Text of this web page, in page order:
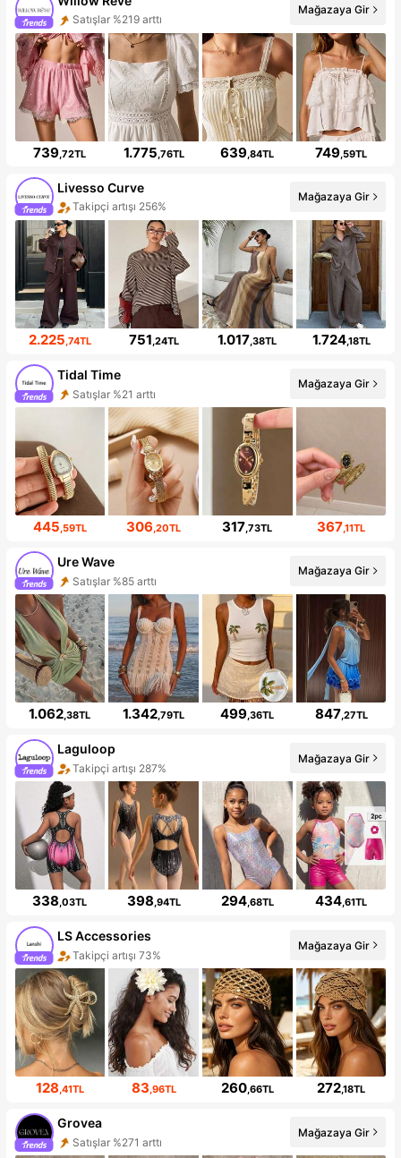
Satışlar %219 arttı
Mağazaya Gir
739,72TL 1.775,76TL 639,84TL 749,59TL
Livesso Curve
Takipçi artışı 256%
Mağazaya Gir
2.225,74TL 751,24TL 1.017,38TL 1.724,18TL
Tidal Time
Satışlar %21 arttı
Mağazaya Gir
445,59TL 306,20TL 317,73TL 367,11TL
Ure Wave
Satışlar %85 arttı
Mağazaya Gir
1.062,38TL 1.342,79TL 499,36TL 847,27TL
Laguloop
Takipçi artışı 287%
Mağazaya Gir
338,03TL 398,94TL 294,68TL 434,61TL
LS Accessories
Takipçi artışı 73%
Mağazaya Gir
128,41TL 83,96TL 260,66TL 272,18TL
Grovea
Satışlar %271 arttı
Mağazaya Gir